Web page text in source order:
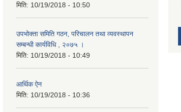
मिति: 10/19/2018 - 10:50
उपभोक्ता समिति गठन, परिचालन तथा व्यवस्थापन
सम्बन्धी कार्यविधि , २०७५ ।
मिति: 10/19/2018 - 10:49
आर्थिक ऐन
मिति: 10/19/2018 - 10:36